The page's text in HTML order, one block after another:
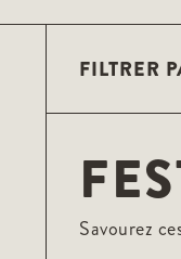
FILTRER
Savourez